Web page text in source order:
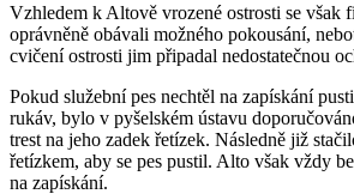
Vzhledem k Altově vrozené ostrosti se však
oprávněně obávali možného pokousání,
cvičení ostrosti jim připadal nedostatečnou
Pokud služební pes nechtěl na zapískání
rukáv, bylo v pyšelském ústavu
trest na jeho zadek řetízek. Následně již
řetízkem, aby se pes pustil. Alto však vždy
na zapískání.